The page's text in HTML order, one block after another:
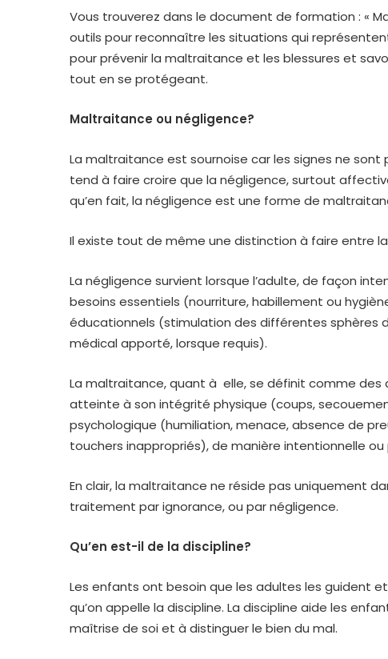
Vous trouverez dans le document de formation : «
outils pour reconnaître les situations qui
pour prévenir la maltraitance et les blessures et
tout en se protégeant.
Maltraitance ou négligence?
La maltraitance est sournoise car les signes ne sont
tend à faire croire que la négligence, surtout
qu’en fait, la négligence est une forme de
Il existe tout de même une distinction à faire entre
La négligence survient lorsque l’adulte, de façon
besoins essentiels (nourriture, habillement ou
éducationnels (stimulation des différentes sphères
médical apporté, lorsque requis).
La maltraitance, quant à elle, se définit comme des
atteinte à son intégrité physique (coups,
psychologique (humiliation, menace, absence de
touchers inappropriés), de manière intentionnelle ou
En clair, la maltraitance ne réside pas uniquement
traitement par ignorance, ou par négligence.
Qu’en est-il de la discipline?
Les enfants ont besoin que les adultes les guident
qu’on appelle la discipline. La discipline aide les
maîtrise de soi et à distinguer le bien du mal.